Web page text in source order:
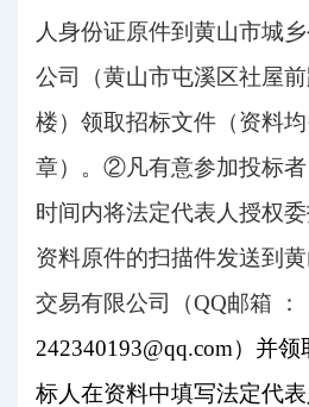
人身份证原件到黄山市城
公司（黄山市屯溪区社屋
楼）领取招标文件（资料
章）。②凡有意参加投标
时间内将法定代表人授权
资料原件的扫描件发送到
交易有限公司（QQ邮箱 ：
242340193@qq.com）并
标人在资料中填写法定代